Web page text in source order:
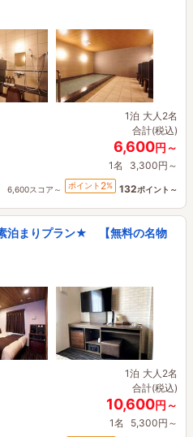
1泊 大人2名
合計(税込)
6,600円～
1名 3,300円～
6,600スコア～ ポイント 2% 132ポイント～
泊まりプラン★ 【無料の名物
1泊 大人2名
合計(税込)
10,600円～
1名 5,300円～